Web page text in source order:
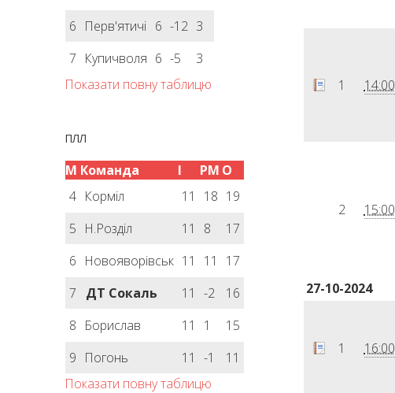
6 Перв'ятичі 6 -12 3
7 Купичволя 6 -5
3
Показати повну таблицю
ПЛЛ
М Команда І РМ О
4 Корміл 11 18 19
5 Н.Розділ 11 8
17
6 Новояворівськ 11 11
17
7
ДТ Сокаль 11 -2
16
8 Борислав 11 1
15
9 Погонь 11 -1
11
Показати повну таблицю
1 14:00
2 15:00
27-10-2024
1 16:00